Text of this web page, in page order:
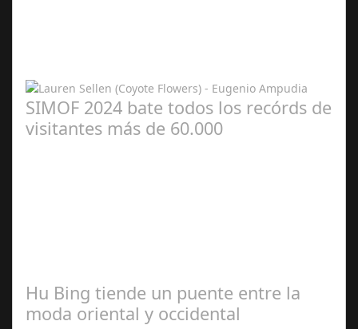
SIMOF 2024 bate todos los recórds de
visitantes más de 60.000
Hu Bing tiende un puente entre la
moda oriental y occidental